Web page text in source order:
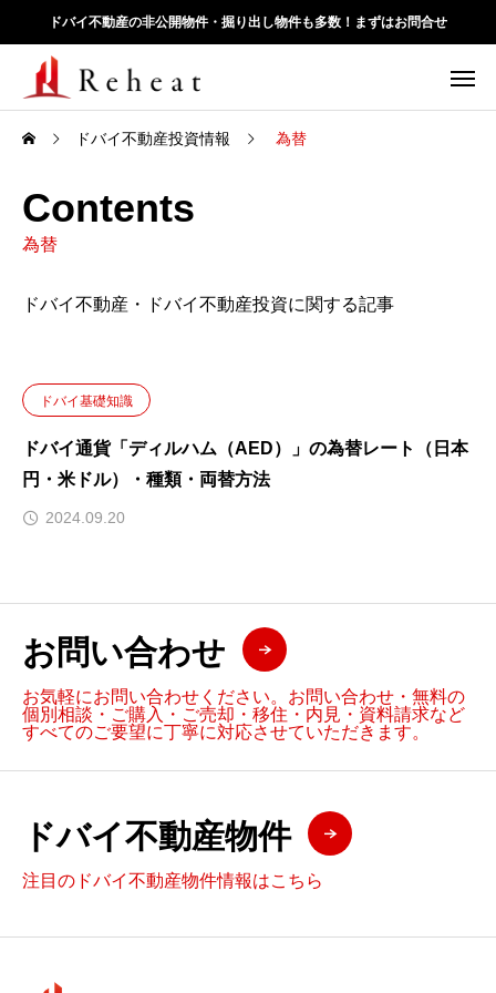
ドバイ不動産の非公開物件・掘り出し物件も多数！まずはお問合せ
ドバイ不動産投資情報 為替
Contents
為替
ドバイ不動産・ドバイ不動産投資に関する記事
ドバイ基礎知識
ドバイ通貨「ディルハム（AED）」の為替レート（日本
円・米ドル）・種類・両替方法
2024.09.20
お問い合わせ
お気軽にお問い合わせください。お問い合わせ・無料の
個別相談・ご購入・ご売却・移住・内見・資料請求など
すべてのご要望に丁寧に対応させていただきます。
ドバイ不動産物件
注目のドバイ不動産物件情報はこちら